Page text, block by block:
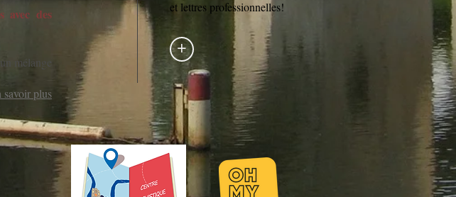
avec des
mélange
savoir plus
et lettres professionnelles!
+